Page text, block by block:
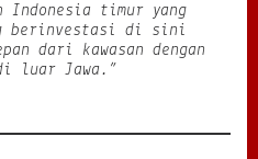
Indonesia timur yang
berinvestasi di sini
dari kawasan dengan
luar Jawa.”